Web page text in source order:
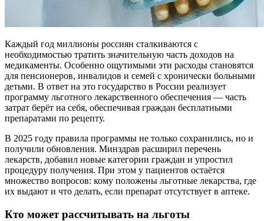
Каждый год миллионы россиян сталкиваются с
необходимостью тратить значительную часть доходов на
медикаменты. Особенно ощутимыми эти расходы становятся
для пенсионеров, инвалидов и семей с хронически больными
детьми. В ответ на это государство в России реализует
программу льготного лекарственного обеспечения — часть
затрат берёт на себя, обеспечивая граждан бесплатными
препаратами по рецепту.
В 2025 году правила программы не только сохранились, но и
получили обновления. Минздрав расширил перечень
лекарств, добавил новые категории граждан и упростил
процедуру получения. При этом у пациентов остаётся
множество вопросов: кому положены льготные лекарства, где
их выдают и что делать, если препарат отсутствует в аптеке.
Кто может рассчитывать на льготы